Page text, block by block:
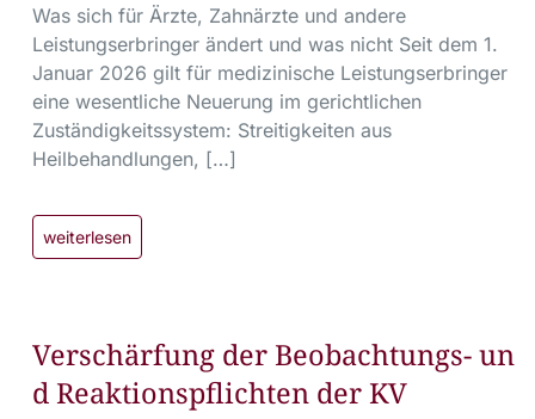
Was sich für Ärzte, Zahnärzte und andere
Leistungserbringer ändert und was nicht Seit dem 1.
Januar 2026 gilt für medizinische Leistungserbringer
eine wesentliche Neuerung im gerichtlichen
Zuständigkeitssystem: Streitigkeiten aus
Heilbehandlungen, […]
weiterlesen
Verschärfung der Beobachtungs- un
d Reaktionspflichten der KV